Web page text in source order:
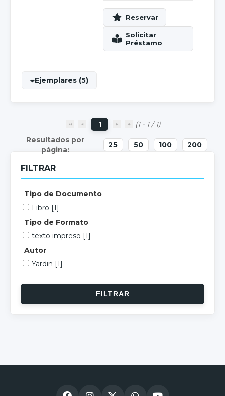
Ejemplares (5)
1 (1 - 1 / 1)
25 50 100 200
FILTRAR
Tipo de Documento
Libro [1]
Tipo de Formato
texto impreso [1]
Autor
Yardin [1]